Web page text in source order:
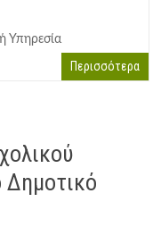
Υπηρεσία
Περισσότερα